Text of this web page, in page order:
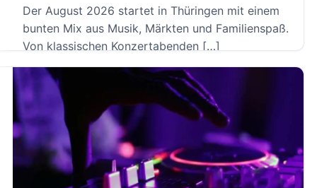
Der August 2026 startet in Thüringen mit einem
bunten Mix aus Musik, Märkten und Familienspaß.
Von klassischen Konzertabenden […]